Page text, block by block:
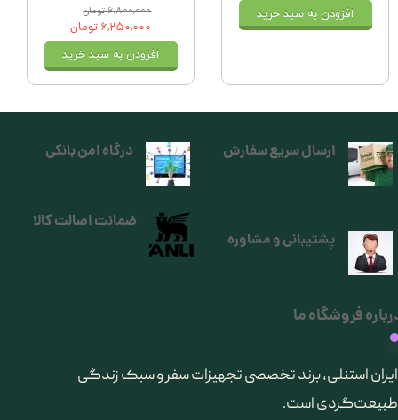
افزودن به سبد خرید ۶,۸۰۰,۰۰۰ تومان
۶,۲۵۰,۰۰۰ تومان
افزودن به سبد خرید
ارسال سریع سفارش
فروشگاه ما
​ایران استنلی، برند تخصصی تجهیزات سفر و سبک زندگی
طبیعت‌گردی است.
درگاه امن بانکی
پشتیبانی و مشاوره
ضمانت اصالت کالا